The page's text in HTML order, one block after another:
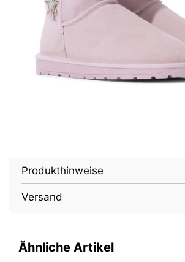
Produkthinweise
Versand
Ähnliche Artikel